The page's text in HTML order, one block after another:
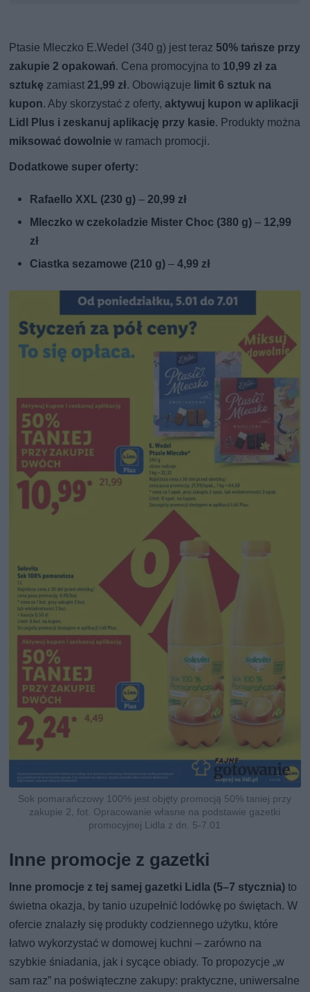
Ptasie Mleczko E.Wedel (340 g) jest teraz 50% tańsze przy
zakupie 2 opakowań. Cena promocyjna to 10,99 zł za
sztukę zamiast21,99 zł. Obowiązuje limit 6 sztuk na
kupon. Aby skorzystać z oferty,aktywuj kupon w aplikacji
Lidl Plus i zeskanuj aplikację przy kasie. Produkty można
miksować dowolnie w ramach promocji.
Dodatkowe super oferty:
Rafaello XXL (230 g) –20,99 zł
Mleczko w czekoladzie Mister Choc (380 g) – 12,99
zł
Ciastka sezamowe (210 g) –4,99 zł
Sok pomarańczowy 100% jest objęty promocją 50% taniej przy
zakupie 2, fot. Opracowanie własne na podstawie gazetki
promocyjnej Lidla z dn. 5-7.01
Inne promocje z gazetki
Inne promocje z tej samej gazetki Lidla (5–7 stycznia) to
świetna okazja, by tanio uzupełnić lodówkę po świętach. W
ofercie znalazły się produkty codziennego użytku, które
łatwo wykorzystać w domowej kuchni – zarówno na
szybkie śniadania, jak i sycące obiady. To propozycje „w
sam raz” na poświąteczne zakupy: praktyczne, uniwersalne